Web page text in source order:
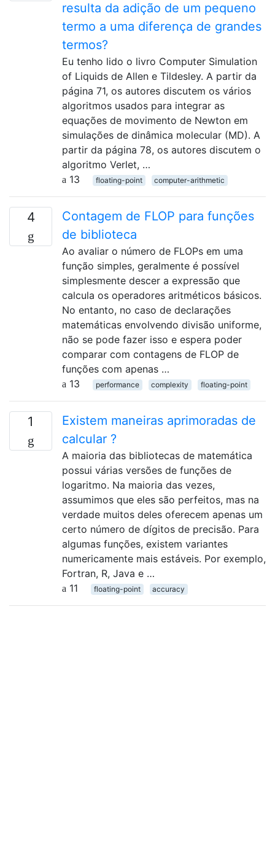
resulta da adição de um pequeno
termo a uma diferença de grandes
termos?
Eu tenho lido o livro Computer Simulation
of Liquids de Allen e Tildesley. A partir da
página 71, os autores discutem os vários
algoritmos usados ​​para integrar as
equações de movimento de Newton em
simulações de dinâmica molecular (MD). A
partir da página 78, os autores discutem o
algoritmo Verlet, …
13
floating-point computer-arithmetic
4
Contagem de FLOP para funções
de biblioteca
Ao avaliar o número de FLOPs em uma
função simples, geralmente é possível
simplesmente descer a expressão que
calcula os operadores aritméticos básicos.
No entanto, no caso de declarações
matemáticas envolvendo divisão uniforme,
não se pode fazer isso e espera poder
comparar com contagens de FLOP de
funções com apenas …
13
performance complexity floating-point
1
Existem maneiras aprimoradas de
calcular ?
A maioria das bibliotecas de matemática
possui várias versões de funções de
logaritmo. Na maioria das vezes,
assumimos que eles são perfeitos, mas na
verdade muitos deles oferecem apenas um
certo número de dígitos de precisão. Para
algumas funções, existem variantes
numericamente mais estáveis. Por exemplo,
Fortran, R, Java e …
11
floating-point accuracy